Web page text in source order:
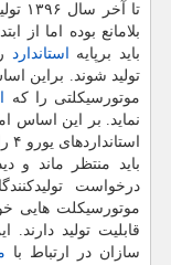
باید برپایه
استاندارد
تولید شوند. براین
موتورسیكلتی را كه
نماید. بر این اساس
استانداردهای یورو ۴ را نداشته باشند متوقف گردید.
باید منتظر ماند و
درخواست
موتورسیكلت هایی
قابلیت تولید
سازان در ارتباط با